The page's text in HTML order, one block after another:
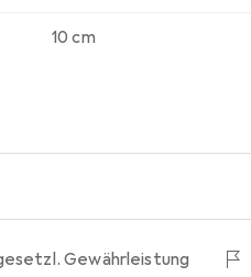
10 cm
Gewährleistung